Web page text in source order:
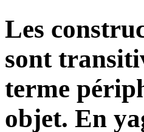
Les
sont
terme
objet. En